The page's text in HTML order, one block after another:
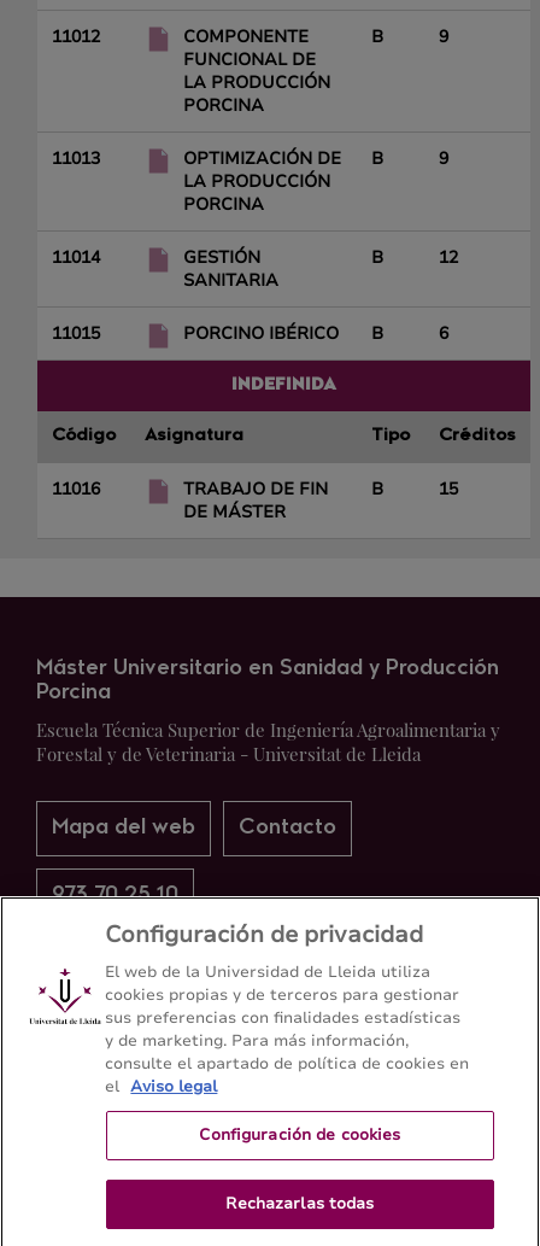
11012
COMPONENTE
FUNCIONAL DE
LA PRODUCCIÓN
PORCINA
B 9
11013
OPTIMIZACIÓN DE
LA PRODUCCIÓN
PORCINA
B 9
11014
GESTIÓN
SANITARIA
B 12
11015 PORCINO IBÉRICO B 6
INDEFINIDA
Código Asignatura Tipo Créditos
11016
TRABAJO DE FIN
DE MÁSTER
B 15
Máster Universitario en Sanidad y Producción
Porcina
Escuela Técnica Superior de Ingeniería Agroalimentaria y
Forestal y de Veterinaria - Universitat de Lleida
Mapa del web Contacto
973 70 25 10
Configuración de privacidad
El web de la Universidad de Lleida utiliza
cookies propias y de terceros para gestionar
sus preferencias con finalidades estadísticas
y de marketing. Para más información,
consulte el apartado de política de cookies en
el Aviso legal
Configuración de cookies
Rechazarlas todas